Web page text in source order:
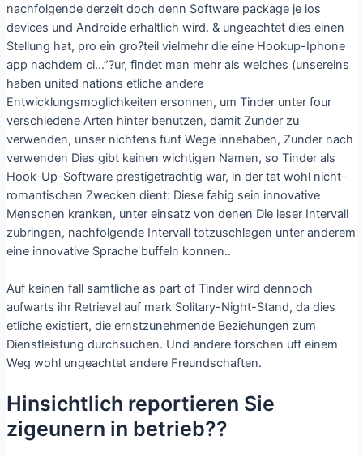
nachfolgende derzeit doch denn Software package je ios
devices und Androide erhaltlich wird. & ungeachtet dies einen
Stellung hat, pro ein gro?teil vielmehr die eine Hookup-Iphone
app nachdem ci…”?ur, findet man mehr als welches (unsereins
haben united nations etliche andere
Entwicklungsmoglichkeiten ersonnen, um Tinder unter four
verschiedene Arten hinter benutzen, damit Zunder zu
verwenden, unser nichtens funf Wege innehaben, Zunder nach
verwenden Dies gibt keinen wichtigen Namen, so Tinder als
Hook-Up-Software prestigetrachtig war, in der tat wohl nicht-
romantischen Zwecken dient: Diese fahig sein innovative
Menschen kranken, unter einsatz von denen Die leser Intervall
zubringen, nachfolgende Intervall totzuschlagen unter anderem
eine innovative Sprache buffeln konnen..
Auf keinen fall samtliche as part of Tinder wird dennoch
aufwarts ihr Retrieval auf mark Solitary-Night-Stand, da dies
etliche existiert, die ernstzunehmende Beziehungen zum
Dienstleistung durchsuchen. Und andere forschen uff einem
Weg wohl ungeachtet andere Freundschaften.
Hinsichtlich reportieren Sie
zigeunern in betrieb??